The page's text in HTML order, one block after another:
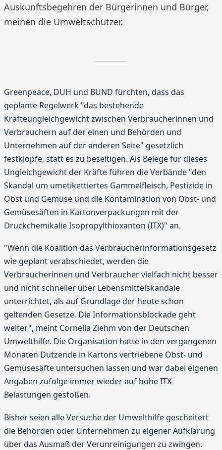
Auskunftsbegehren der Bürgerinnen und Bürger,
meinen die Umweltschützer.
Greenpeace, DUH und BUND fürchten, dass das
geplante Regelwerk "das bestehende
Kräfteungleichgewicht zwischen Verbraucherinnen und
Verbrauchern auf der einen und Behörden und
Unternehmen auf der anderen Seite" gesetzlich
festklopfe, statt es zu beseitigen. Als Belege für dieses
Ungleichgewicht der Kräfte führen die Verbände "den
Skandal um umetikettiertes Gammelfleisch, Pestizide in
Obst und Gemüse und die Kontamination von Obst- und
Gemüsesäften in Kartonverpackungen mit der
Druckchemikalie Isopropylthioxanton (ITX)" an.
"Wenn die Koalition das Verbraucherinformationsgesetz
wie geplant verabschiedet, werden die
Verbraucherinnen und Verbraucher vielfach nicht besser
und nicht schneller über Lebensmittelskandale
unterrichtet, als auf Grundlage der heute schon
geltenden Gesetze. Die Informationsblockade geht
weiter", meint Cornelia Ziehm von der Deutschen
Umwelthilfe. Die Organisation hatte in den vergangenen
Monaten Dutzende in Kartons vertriebene Obst- und
Gemüsesäfte untersuchen lassen und war dabei eigenen
Angaben zufolge immer wieder auf hohe ITX-
Belastungen gestoßen.
Bisher seien alle Versuche der Umwelthilfe gescheitert
die Behörden oder Unternehmen zu eigener Aufklärung
über das Ausmaß der Verunreinigungen zu zwingen.